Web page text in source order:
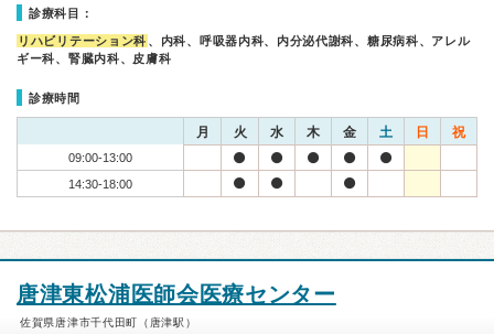
診療科目：
リハビリテーション科 、内科、呼吸器内科、内分泌代謝科、糖尿病科、アレル
ギー科、腎臓内科、皮膚科
診療時間
月 火 水 木 金 土 日 祝
09:00-13:00
14:30-18:00
唐津東松浦医師会医療センター
佐賀県唐津市千代田町（唐津駅）